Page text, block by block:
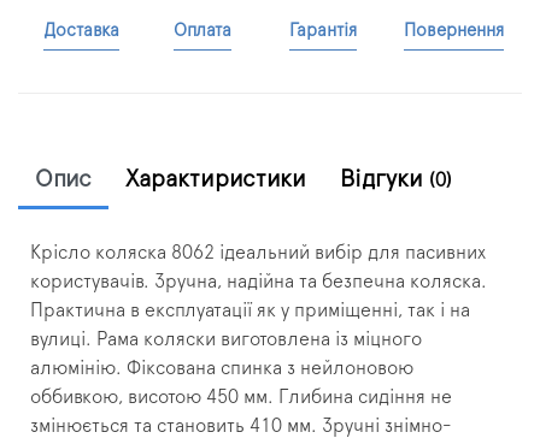
Доставка Оплата Гарантія Повернення
Опис Характиристики Відгуки (0)
Крісло коляска 8062 ідеальний вибір для пасивних
користувачів. Зручна, надійна та безпечна коляска.
Практична в експлуатації як у приміщенні, так і на
вулиці. Рама коляски виготовлена ​​із міцного
алюмінію. Фіксована спинка з нейлоновою
оббивкою, висотою 450 мм.
Глибина сидіння не
змінюється та становить 410 мм. Зручні знімно-